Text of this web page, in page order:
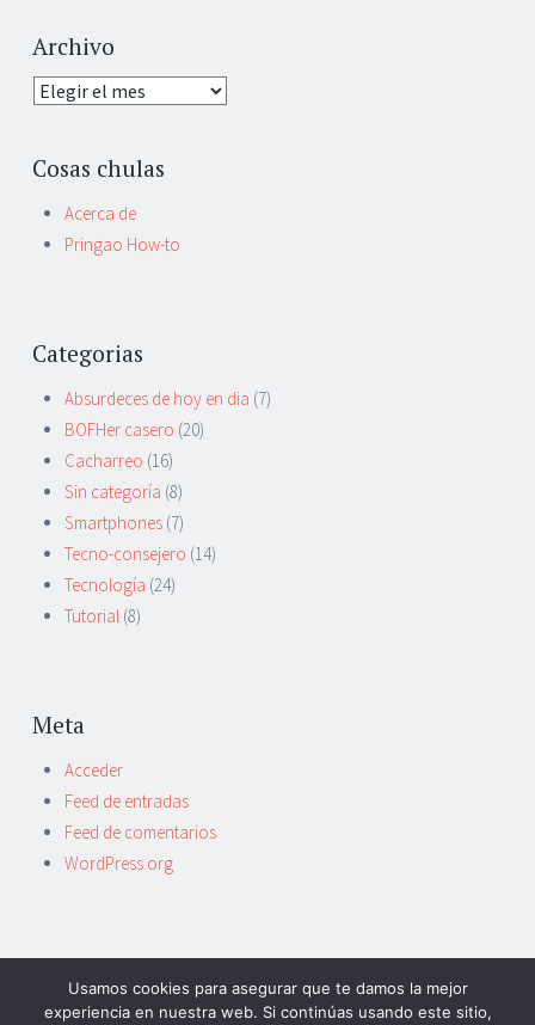
Archivo
Archivo
Cosas chulas
Acerca de
Pringao How-to
Categorias
Absurdeces de hoy en dia (7)
BOFHer casero (20)
Cacharreo (16)
Sin categoría (8)
Smartphones (7)
Tecno-consejero (14)
Tecnología (24)
Tutorial (8)
Meta
Acceder
Feed de entradas
Feed de comentarios
WordPress.org
Usamos cookies para asegurar que te damos la mejor
experiencia en nuestra web. Si continúas usando este sitio,